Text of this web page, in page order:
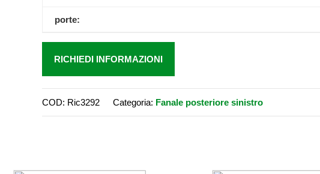
porte:
RICHIEDI INFORMAZIONI
COD: Ric3292 Categoria: Fanale posteriore sinistro